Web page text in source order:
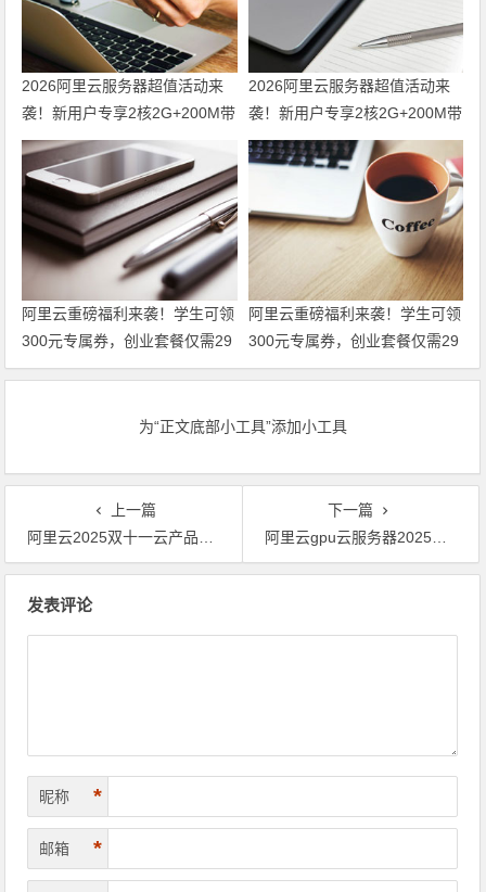
2026阿里云服务器超值活动来
袭！新用户专享2核2G+200M带
宽配置，低至38元/年！领代金
券
2026阿里云服务器超值活动来
袭！新用户专享2核2G+200M带
宽配置，低至38元/年！
阿里云重磅福利来袭！学生可领
300元专属券，创业套餐仅需29
元/月起，无论个人还是企业，
阿里云重磅福利来袭！学生可领
300元专属券，创业套餐仅需29
元/月起，无论个人还是企业，
为“正文底部小工具”添加小工具
上一篇
阿里云2025双十一云产品通用组合购，尽享优惠，最低192.03元起 领代金券
下一篇
阿里云gpu云服务器2025双十一活动价格，新用户专享低至0.9折优惠 领代金券
发表评论
昵称 *
邮箱 *